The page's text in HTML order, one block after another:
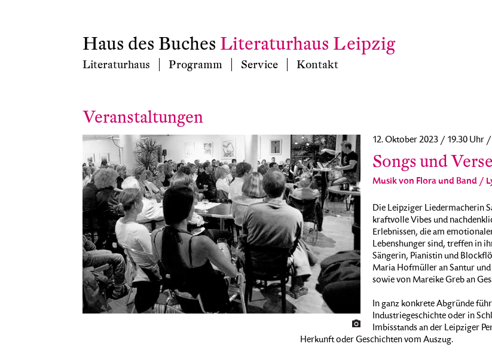
Haus des Buches Literaturhaus Leipzig
Literaturhaus Programm Service Kontakt
Veranstaltungen
12. Oktober 2023 / 19.30 Uhr
Songs und Verse
Musik von Flora und Band /
Die Leipziger Liedermacherin
kraftvolle Vibes und
Erlebnissen, die am
Lebenshunger sind, treffen in
Sängerin, Pianistin und
Maria Hofmüller an Santur
sowie von Mareike Greb an
In ganz konkrete Abgründe
Industriegeschichte oder in
Imbisstands an der Leipziger
Herkunft oder Geschichten vom Auszug.